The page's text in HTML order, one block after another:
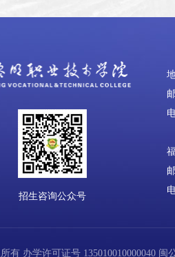
招生咨询公众号
有 办学许可证号 135010010000040 闽